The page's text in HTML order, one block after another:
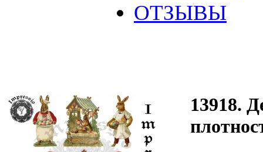
ОТЗЫВЫ
13918.